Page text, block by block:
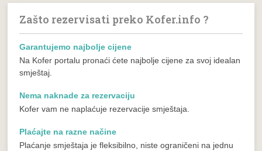
Zašto rezervisati preko Kofer.info ?
Garantujemo najbolje cijene
Na Kofer portalu pronaći ćete najbolje cijene za svoj idealan
smještaj.
Nema naknade za rezervaciju
Kofer vam ne naplaćuje rezervacije smještaja.
Plaćajte na razne načine
Plaćanje smještaja je fleksibilno, niste ograničeni na jednu